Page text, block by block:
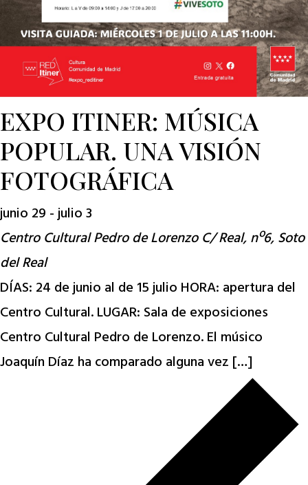
EXPO ITINER: MÚSICA
POPULAR. UNA VISIÓN
FOTOGRÁFICA
junio 29 -julio 3
Centro Cultural Pedro de LorenzoC/ Real, nº6, Soto
del Real
DÍAS: 24 de junio al de 15 julio HORA: apertura del
Centro Cultural. LUGAR: Sala de exposiciones
Centro Cultural Pedro de Lorenzo. El músico
Joaquín Díaz ha comparado alguna vez […]